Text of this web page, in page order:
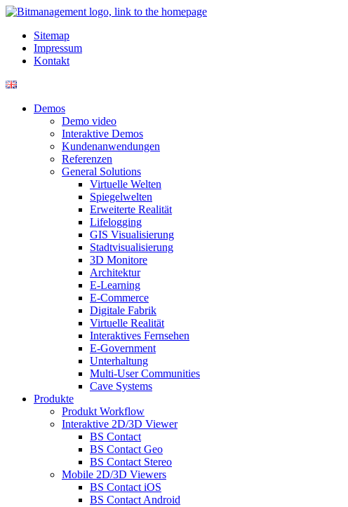
Sitemap
Impressum
Kontakt
Demos
Demo video
Interaktive Demos
Kundenanwendungen
Referenzen
General Solutions
Virtuelle Welten
Spiegelwelten
Erweiterte Realität
Lifelogging
GIS Visualisierung
Stadtvisualisierung
3D Monitore
Architektur
E-Learning
E-Commerce
Digitale Fabrik
Virtuelle Realität
Interaktives Fernsehen
E-Government
Unterhaltung
Multi-User Communities
Cave Systems
Produkte
Produkt Workflow
Interaktive 2D/3D Viewer
BS Contact
BS Contact Geo
BS Contact Stereo
Mobile 2D/3D Viewers
BS Contact iOS
BS Contact Android